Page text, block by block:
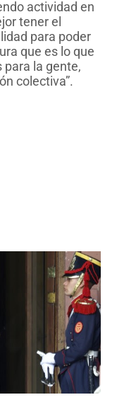
actividad en
tener el
para poder
que es lo que
para la gente,
colectiva”.